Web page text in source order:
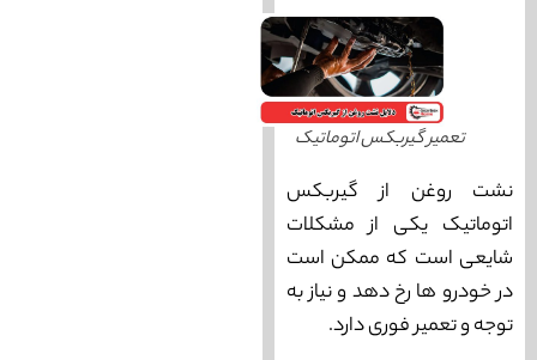
تعمیر گیربکس اتوماتیک
نشت روغن از گیربکس
اتوماتیک یکی از مشکلات
شایعی است که ممکن است
در خودرو ها رخ دهد و نیاز به
توجه و تعمیر فوری دارد.